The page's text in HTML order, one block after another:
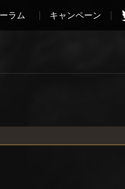
ラム キャンペーン